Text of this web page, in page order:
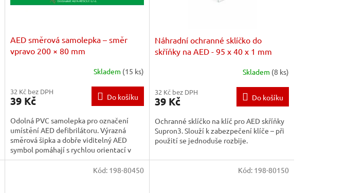
AED směrová samolepka – směr
vpravo 200 × 80 mm
Skladem (15 ks)
32 Kč bez DPH
39 Kč Do košíku
Odolná PVC samolepka pro označení
umístění AED defibrilátoru. Výrazná
směrová šipka a dobře viditelný AED
symbol pomáhají s rychlou orientací v
krizových situacích.
Náhradní ochranné sklíčko do
skříňky na AED - 95 x 40 x 1 mm
Skladem (8 ks)
32 Kč bez DPH
39 Kč Do košíku
Ochranné sklíčko na klíč pro AED skříňky
Supron3. Slouží k zabezpečení klíče – při
použití se jednoduše rozbije.
Kód: 198-80450 Kód: 198-80150